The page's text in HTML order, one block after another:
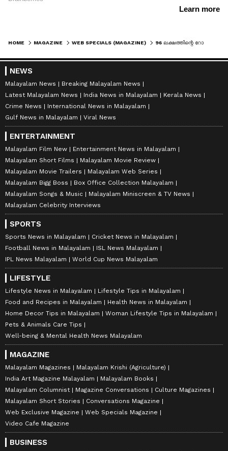
HOME MAGAZINE WEB SPECIALS (MAGAZINE)
NEWS
Malayalam News
Breaking Malayalam News
Latest Malayalam News
India News in Malayalam
Kerala News
Crime News
International News in Malayalam
Gulf News in Malayalam
Viral News
ENTERTAINMENT
Malayalam Film New
Entertainment News in Malayalam
Malayalam Short Films
Malayalam Movie Review
Malayalam Movie Trailers
Malayalam Web Series
Malayalam Bigg Boss
Box Office Collection Malayalam
Malayalam Songs & Music
Malayalam Miniscreen & TV News
Malayalam Celebrity Interviews
SPORTS
Sports News in Malayalam
Cricket News in Malayalam
Football News in Malayalam
ISL News Malayalam
IPL News Malayalam
World Cup News Malayalam
LIFESTYLE
Lifestyle News in Malayalam
Lifestyle Tips in Malayalam
Food and Recipes in Malayalam
Health News in Malayalam
Home Decor Tips in Malayalam
Woman Lifestyle Tips in Malayalam
Pets & Animals Care Tips
Well-being & Mental Health News Malayalam
MAGAZINE
Malayalam Magazines
Malayalam Krishi (Agriculture)
India Art Magazine Malayalam
Malayalam Books
Malayalam Columnist
Magazine Conversations
Culture Magazines
Malayalam Short Stories
Conversations Magazine
Web Exclusive Magazine
Web Specials Magazine
Video Cafe Magazine
BUSINESS